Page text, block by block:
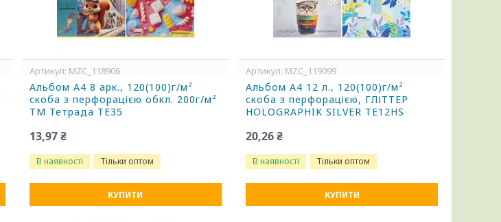
MZC_118906
Альбом А4 8 арк., 120(100)г/м²
скоба з перфорацією обкл. 200г/м²
ТМ Тетрада ТЕ35
13,97 ₴
В наявності Тільки оптом
КУПИТИ
MZC_119099
Альбом А4 12 л., 120(100)г/м²
скоба з перфорацією, ГЛІТТЕР
HOLOGRAPHIK SILVER ТЕ12HS
20,26 ₴
В наявності Тільки оптом
КУПИТИ